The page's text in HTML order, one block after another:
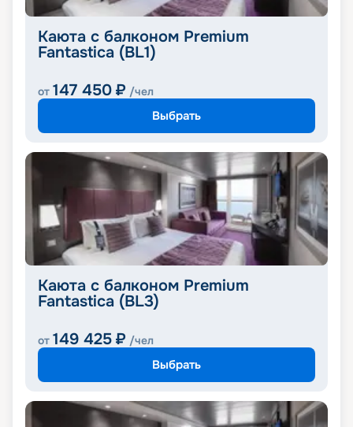
Каюта с балконом Premium
Fantastica (BL1)
от 147 450 ₽ /чел
Выбрать
Каюта с балконом Premium
Fantastica (BL3)
от 149 425 ₽ /чел
Выбрать